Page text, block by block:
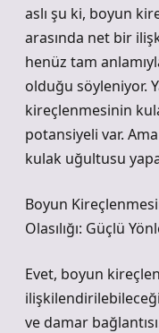
aslı şu ki, boyun
arasında net bir
henüz tam
olduğu söyleniyor.
kireçlenmesinin
potansiyeli var.
kulak uğultusu
Boyun
Olasılığı: Güçlü
Evet, boyun
ve damar